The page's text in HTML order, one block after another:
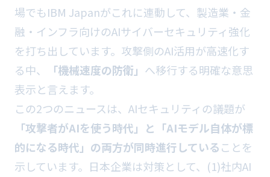
場でもIBM Japanがこれに連動して、製造業・金
融・インフラ向けのAIサイバーセキュリティ強化
を打ち出しています。攻撃側のAI活用が高速化す
る中、
「機械速度の防衛」 へ移行する明確な意思
表示と言えます。
この2つのニュースは、AIセキュリティの議題が
「攻撃者がAIを使う時代」と「AIモデル自体が標
的になる時代」の両方が同時進行していることを
示しています。日本企業は対策として、(1)社内AI